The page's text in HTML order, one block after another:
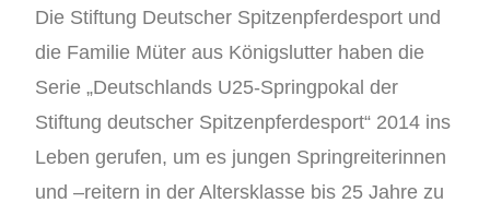
Die Stiftung Deutscher Spitzenpferdesport und
die Familie Müter aus Königslutter haben die
Serie „Deutschlands U25-Springpokal der
Stiftung deutscher Spitzenpferdesport“ 2014 ins
Leben gerufen, um es jungen Springreiterinnen
und –reitern in der Altersklasse bis 25 Jahre zu